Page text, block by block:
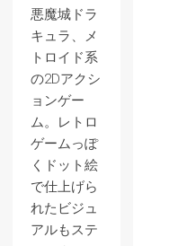
悪魔城ドラ
キュラ、メ
トロイド系
の2Dアクシ
ョンゲー
ム。レトロ
ゲームっぽ
くドット絵
で仕上げら
れたビジュ
アルもステ